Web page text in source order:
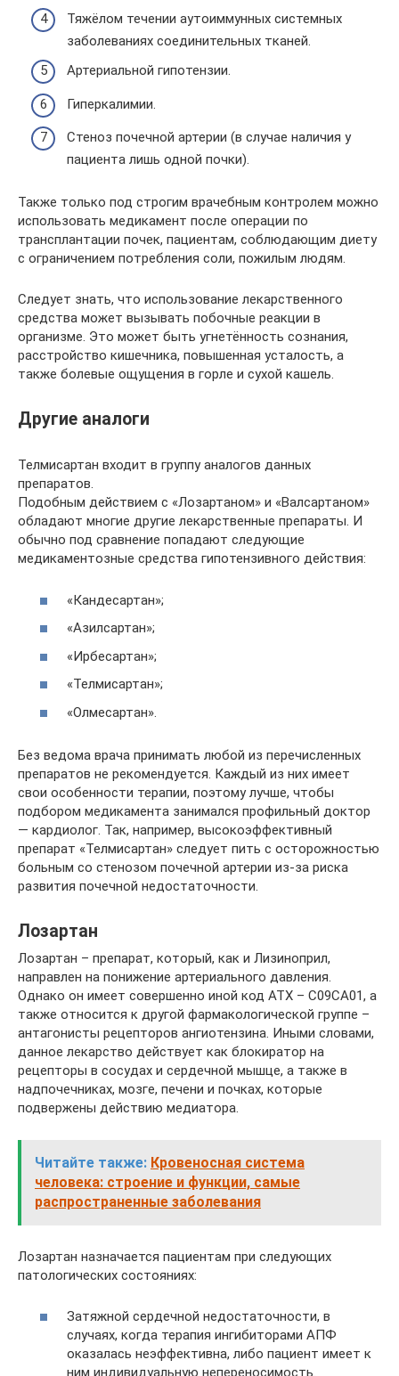
Тяжёлом течении аутоиммунных системных
заболеваниях соединительных тканей.
Артериальной гипотензии.
Гиперкалимии.
Стеноз почечной артерии (в случае наличия у
пациента лишь одной почки).
Также только под строгим врачебным контролем можно
использовать медикамент после операции по
трансплантации почек, пациентам, соблюдающим диету
с ограничением потребления соли, пожилым людям.
Следует знать, что использование лекарственного
средства может вызывать побочные реакции в
организме. Это может быть угнетённость сознания,
расстройство кишечника, повышенная усталость, а
также болевые ощущения в горле и сухой кашель.
Другие аналоги
Телмисартан входит в группу аналогов данных
препаратов.
Подобным действием с «Лозартаном» и «Валсартаном»
обладают многие другие лекарственные препараты. И
обычно под сравнение попадают следующие
медикаментозные средства гипотензивного действия:
«Кандесартан»;
«Азилсартан»;
«Ирбесартан»;
«Телмисартан»;
«Олмесартан».
Без ведома врача принимать любой из перечисленных
препаратов не рекомендуется. Каждый из них имеет
свои особенности терапии, поэтому лучше, чтобы
подбором медикамента занимался профильный доктор
— кардиолог. Так, например, высокоэффективный
препарат «Телмисартан» следует пить с осторожностью
больным со стенозом почечной артерии из-за риска
развития почечной недостаточности.
Лозартан
Лозартан – препарат, который, как и Лизиноприл,
направлен на понижение артериального давления.
Однако он имеет совершенно иной код АТХ – С09СА01, а
также относится к другой фармакологической группе –
антагонисты рецепторов ангиотензина. Иными словами,
данное лекарство действует как блокиратор на
рецепторы в сосудах и сердечной мышце, а также в
надпочечниках, мозге, печени и почках, которые
подвержены действию медиатора.
Читайте также: Кровеносная система
человека: строение и функции, самые
распространенные заболевания
Лозартан назначается пациентам при следующих
патологических состояниях:
Затяжной сердечной недостаточности, в
случаях, когда терапия ингибиторами АПФ
оказалась неэффективна, либо пациент имеет к
ним индивидуальную непереносимость.